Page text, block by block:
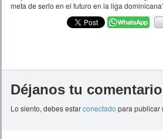
meta de serlo en el futuro en la liga
Déjanos tu comentario
Lo siento, debes estarconectado para publicar